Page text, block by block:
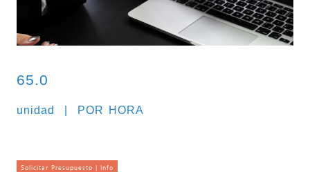
65.0
unidad | POR HORA
Solicitar Presupuesto | Info